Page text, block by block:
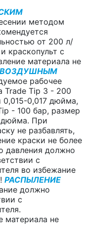
методом
от 200 л/
краскопульт с
материала не
рабочее
Trade Tip 3 - 200
0,015-0,017 дюйма,
- 100 бар, размер
дюйма. При
не разбавлять,
краски не более
давления должно
с
во избежание
РАСПЫЛЕНИЕ
должно
с
материала не